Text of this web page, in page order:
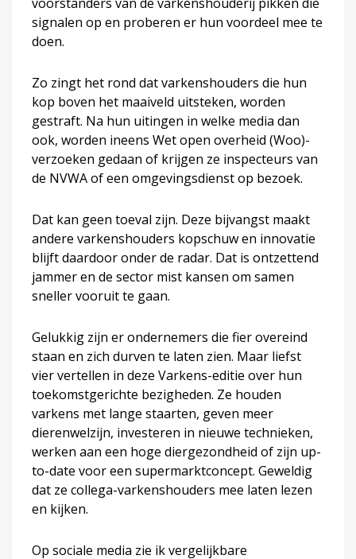
signalen op en proberen er hun voordeel mee te
doen.
Zo zingt het rond dat varkenshouders die hun
kop boven het maaiveld uitsteken, worden
gestraft. Na hun uitingen in welke media dan
ook, worden ineens Wet open overheid (Woo)-
verzoeken gedaan of krijgen ze inspecteurs van
de NVWA of een omgevingsdienst op bezoek.
Dat kan geen toeval zijn. Deze bijvangst maakt
andere varkenshouders kopschuw en innovatie
blijft daardoor onder de radar. Dat is ontzettend
jammer en de sector mist kansen om samen
sneller vooruit te gaan.
Gelukkig zijn er ondernemers die fier overeind
staan en zich durven te laten zien. Maar liefst
vier vertellen in deze Varkens-editie over hun
toekomstgerichte bezigheden. Ze houden
varkens met lange staarten, geven meer
dierenwelzijn, investeren in nieuwe technieken,
werken aan een hoge diergezondheid of zijn up-
to-date voor een supermarktconcept. Geweldig
dat ze collega-varkenshouders mee laten lezen
en kijken.
Op sociale media zie ik vergelijkbare